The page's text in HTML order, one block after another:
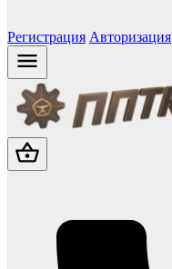
Регистрация Авторизация